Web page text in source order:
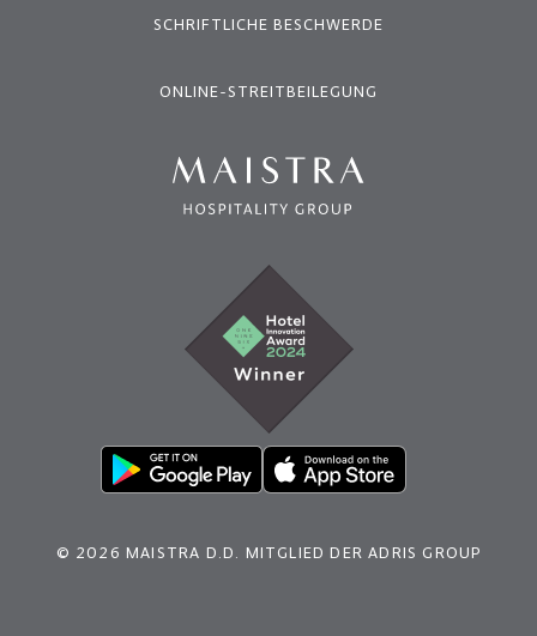
SCHRIFTLICHE BESCHWERDE
ONLINE-STREITBEILEGUNG
© 2026 MAISTRA D.D. MITGLIED DER ADRIS GROUP